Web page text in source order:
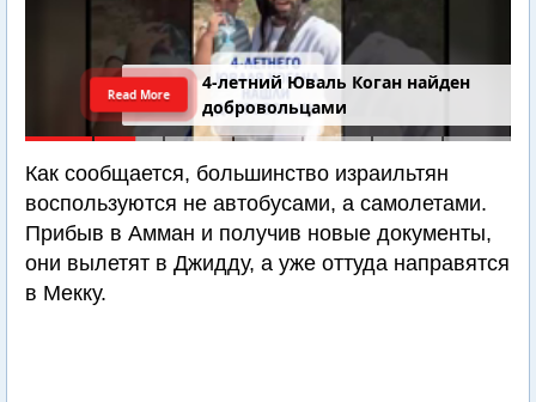
4-летний Юваль Коган найден
добровольцами
Read More
Как сообщается, большинство израильтян
воспользуются не автобусами, а самолетами.
Прибыв в Амман и получив новые документы,
они вылетят в Джидду, а уже оттуда направятся
в Мекку.